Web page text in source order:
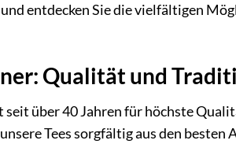
entdecken Sie die vielfältigen
Qualität und
seit über 40 Jahren für höchste
Tees sorgfältig aus den